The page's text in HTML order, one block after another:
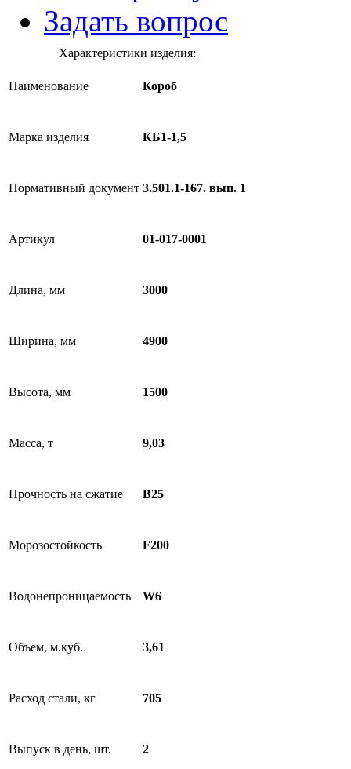
Задать вопрос
Характеристики изделия:
Наименование Короб
Марка изделия КБ1-1,5
Нормативный документ 3.501.1-167. вып. 1
Артикул 01-017-0001
Длина, мм 3000
Ширина, мм 4900
Высота, мм 1500
Масса, т 9,03
Прочность на сжатие B25
Морозостойкость F200
Водонепроницаемость W6
Объем, м.куб. 3,61
Расход стали, кг 705
Выпуск в день, шт. 2